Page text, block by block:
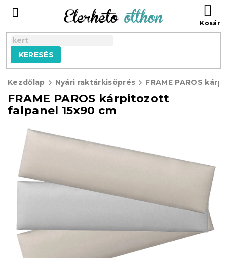
tartalomhoz
KERESÉS
Kezdőlap Nyári raktárkisöprés
FRAME PAROS kárpitozott
falpanel 15x90 cm